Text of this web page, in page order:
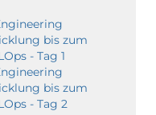
bis zum
- Tag 1
bis zum
- Tag 2